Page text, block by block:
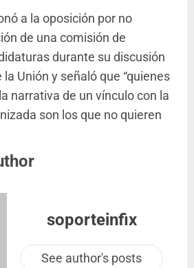
a la oposición por no
de una comisión de
durante su discusión
Unión y señaló que “quienes
narrativa de un vínculo con la
son los que no quieren
soporteinfix
See author's posts